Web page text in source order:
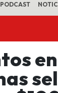
PODCAST